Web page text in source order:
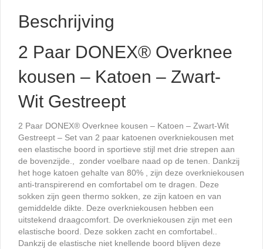
Beschrijving
2 Paar DONEX® Overknee
kousen – Katoen – Zwart-
Wit Gestreept
2 Paar DONEX® Overknee kousen – Katoen – Zwart-Wit
Gestreept – Set van 2 paar katoenen overkniekousen met
een elastische boord in sportieve stijl met drie strepen aan
de bovenzijde., zonder voelbare naad op de tenen. Dankzij
het hoge katoen gehalte van 80% , zijn deze overkniekousen
anti-transpirerend en comfortabel om te dragen. Deze
sokken zijn geen thermo sokken, ze zijn katoen en van
gemiddelde dikte. Deze overkniekousen hebben een
uitstekend draagcomfort. De overkniekousen zijn met een
elastische boord. Deze sokken zacht en comfortabel..
Dankzij de elastische niet knellende boord blijven deze